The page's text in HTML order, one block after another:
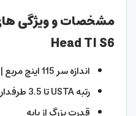
مشخصات و ویژگی
Head TI S6
اندازه سر 115 اینچ مربع | 8.9 اونس
رتبه USTA تا 3.5 طرفداران
قدرت بزرگ از پایه